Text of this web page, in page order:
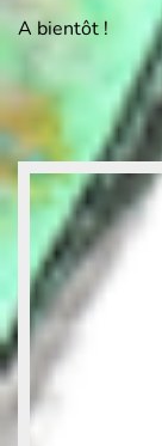
A bientôt !